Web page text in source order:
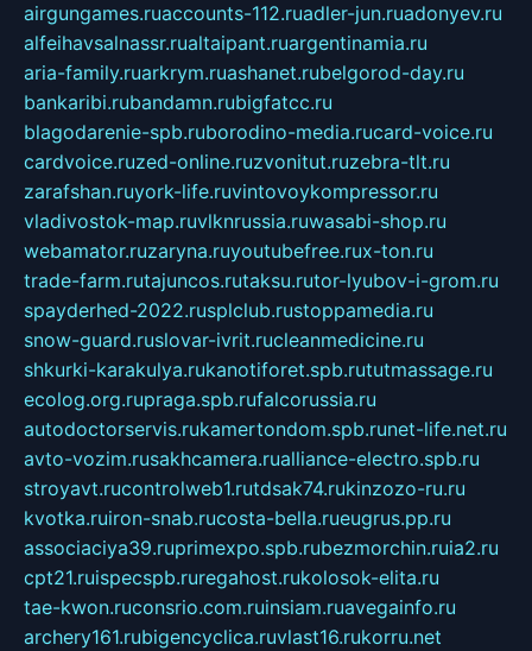
airgungames.ruaccounts-112.ruadler-jun.ruadonyev.ru
alfeihavsalnassr.rualtaipant.ruargentinamia.ru
aria-family.ruarkrym.ruashanet.rubelgorod-day.ru
bankaribi.rubandamn.rubigfatcc.ru
blagodarenie-spb.ruborodino-media.rucard-voice.ru
cardvoice.ruzed-online.ruzvonitut.ruzebra-tlt.ru
zarafshan.ruyork-life.ruvintovoykompressor.ru
vladivostok-map.ruvlknrussia.ruwasabi-shop.ru
webamator.ruzaryna.ruyoutubefree.rux-ton.ru
trade-farm.rutajuncos.rutaksu.rutor-lyubov-i-grom.ru
spayderhed-2022.rusplclub.rustoppamedia.ru
snow-guard.ruslovar-ivrit.rucleanmedicine.ru
shkurki-karakulya.rukanotiforet.spb.rututmassage.ru
ecolog.org.rupraga.spb.rufalcorussia.ru
autodoctorservis.rukamertondom.spb.runet-life.net.ru
avto-vozim.rusakhcamera.rualliance-electro.spb.ru
stroyavt.rucontrolweb1.rutdsak74.rukinzozo-ru.ru
kvotka.ruiron-snab.rucosta-bella.rueugrus.pp.ru
associaciya39.ruprimexpo.spb.rubezmorchin.ruia2.ru
cpt21.ruispecspb.ruregahost.rukolosok-elita.ru
tae-kwon.ruconsrio.com.ruinsiam.ruavegainfo.ru
archery161.rubigencyclica.ruvlast16.rukorru.net